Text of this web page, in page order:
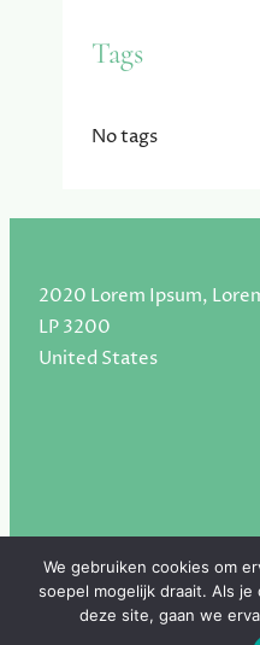
Tags
No tags
2020 Lorem Ipsum,
LP 3200
United States
We gebruiken cookies om
soepel mogelijk draait. Als
deze site, gaan we